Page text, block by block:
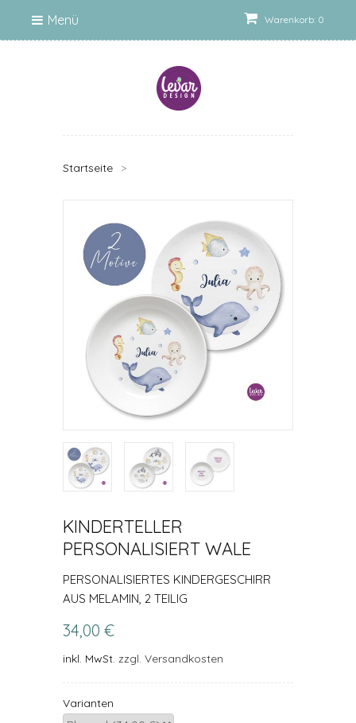
Warenkorb: 0
Menü
Startseite >
KINDERTELLER
PERSONALISIERT WALE
PERSONALISIERTES KINDERGESCHIRR
AUS MELAMIN, 2 TEILIG
34,00 €
inkl. MwSt. zzgl. Versandkosten
Varianten